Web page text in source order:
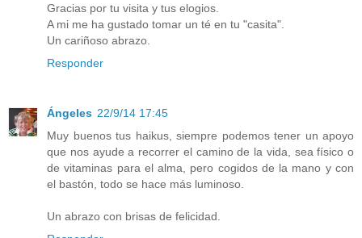
Gracias por tu visita y tus elogios.
A mi me ha gustado tomar un té en tu "casita".
Un cariñoso abrazo.
Responder
Ángeles 22/9/14 17:45
Muy buenos tus haikus, siempre podemos tener un apoyo
que nos ayude a recorrer el camino de la vida, sea físico o
de vitaminas para el alma, pero cogidos de la mano y con
el bastón, todo se hace más luminoso.
Un abrazo con brisas de felicidad.